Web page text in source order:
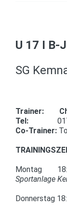
U 17 I B-
SG
Trainer:
Tel:
Co-Trainer:
Montag
Sportanlage
Donnerstag